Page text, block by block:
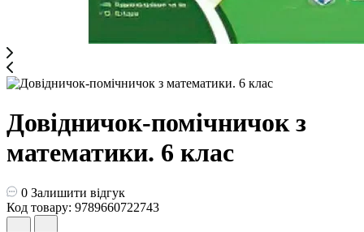
Довідничок-помічничок з
математики. 6 клас
0 Залишити відгук
Код товару: 9789660722743